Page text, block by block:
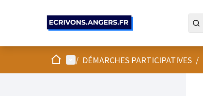
AccueilMenu principal
/ DÉMARCHES PARTICIPATIVES /